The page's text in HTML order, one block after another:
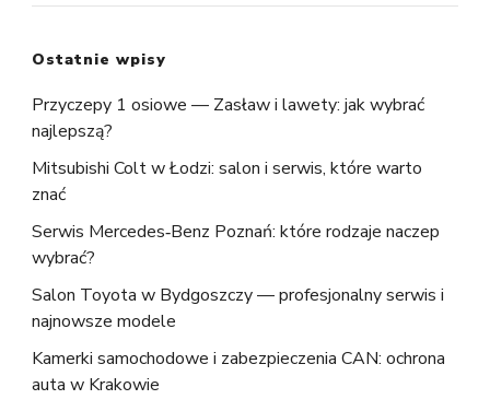
Ostatnie wpisy
Przyczepy 1 osiowe — Zasław i lawety: jak wybrać
najlepszą?
Mitsubishi Colt w Łodzi: salon i serwis, które warto
znać
Serwis Mercedes‑Benz Poznań: które rodzaje naczep
wybrać?
Salon Toyota w Bydgoszczy — profesjonalny serwis i
najnowsze modele
Kamerki samochodowe i zabezpieczenia CAN: ochrona
auta w Krakowie